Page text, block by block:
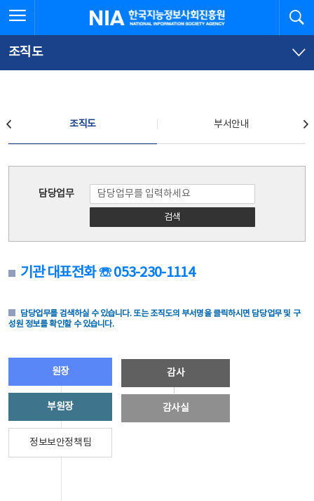
문
로
가
체
뉴
바
가
한국지능정보사회진흥원
조직도
조직도 부서안내
담당업무
검색
기관 대표전화 ☏ 053-230-1114
담당업무를 검색하실 수 있습니다. 또는 조직도의 부서명을 클릭하시면 담당업무 및 구
성원 정보를 확인할 수 있습니다.
원장
부원장
정보보안정책팀
감사
감사실